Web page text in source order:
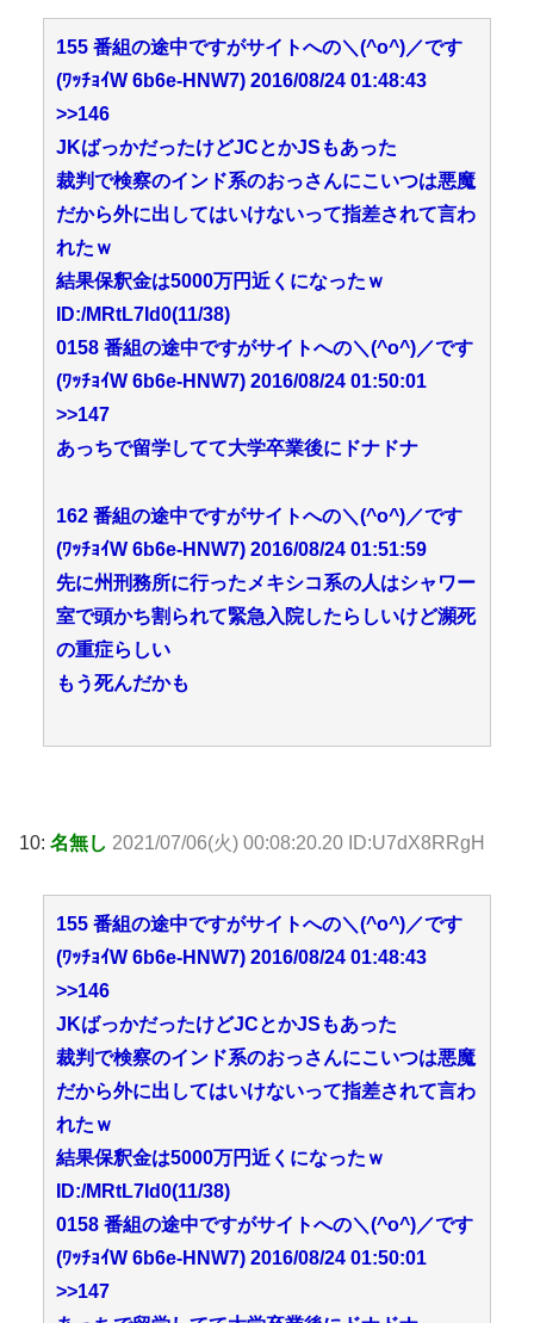
155 番組の途中ですがサイトへの＼(^o^)／です
(ﾜｯﾁｮｲW 6b6e-HNW7) 2016/08/24 01:48:43
>>146
JKばっかだったけどJCとかJSもあった
裁判で検察のインド系のおっさんにこいつは悪魔
だから外に出してはいけないって指差されて言わ
れたｗ
結果保釈金は5000万円近くになったｗ
ID:/MRtL7Id0(11/38)
0158 番組の途中ですがサイトへの＼(^o^)／です
(ﾜｯﾁｮｲW 6b6e-HNW7) 2016/08/24 01:50:01
>>147
あっちで留学してて大学卒業後にドナドナ
162 番組の途中ですがサイトへの＼(^o^)／です
(ﾜｯﾁｮｲW 6b6e-HNW7) 2016/08/24 01:51:59
先に州刑務所に行ったメキシコ系の人はシャワー
室で頭かち割られて緊急入院したらしいけど瀕死
の重症らしい
もう死んだかも
10: 名無し 2021/07/06(火) 00:08:20.20 ID:U7dX8RRgH
155 番組の途中ですがサイトへの＼(^o^)／です
(ﾜｯﾁｮｲW 6b6e-HNW7) 2016/08/24 01:48:43
>>146
JKばっかだったけどJCとかJSもあった
裁判で検察のインド系のおっさんにこいつは悪魔
だから外に出してはいけないって指差されて言わ
れたｗ
結果保釈金は5000万円近くになったｗ
ID:/MRtL7Id0(11/38)
0158 番組の途中ですがサイトへの＼(^o^)／です
(ﾜｯﾁｮｲW 6b6e-HNW7) 2016/08/24 01:50:01
>>147